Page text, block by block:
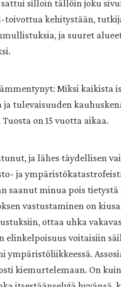
silloin tällöin joku
toivottua kehitystään,
ja suuret
Miksi kaikista
tulevaisuuden
on 15 vuotta aikaa.
ja lähes täydellisen
ja
saanut minua pois
vastustaminen on
ottaa uhka
elinkelpoisuus voitaisiin
ympäristöliikkeessä.
kiemurtelemaan. On